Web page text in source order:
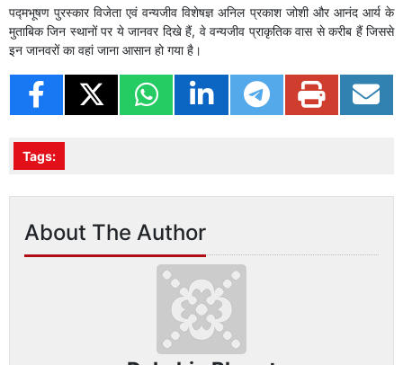
पद्मभूषण पुरस्कार विजेता एवं वन्यजीव विशेषज्ञ अनिल प्रकाश जोशी और आनंद आर्य के
मुताबिक जिन स्थानों पर ये जानवर दिखे हैं, वे वन्यजीव प्राकृतिक वास से करीब हैं जिससे
इन जानवरों का वहां जाना आसान हो गया है।
Tags:
About The Author